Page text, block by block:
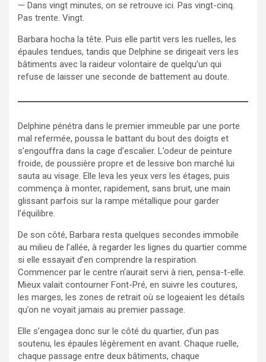
— Dans vingt minutes, on se retrouve ici. Pas vingt-cinq.
Pas trente. Vingt.
Barbara hocha la tête. Puis elle partit vers les ruelles, les
épaules tendues, tandis que Delphine se dirigeait vers les
bâtiments avec la raideur volontaire de quelqu’un qui
refuse de laisser une seconde de battement au doute.
Delphine pénétra dans le premier immeuble par une porte
mal refermée, poussa le battant du bout des doigts et
s’engouffra dans la cage d’escalier. L’odeur de peinture
froide, de poussière propre et de lessive bon marché lui
sauta au visage. Elle leva les yeux vers les étages, puis
commença à monter, rapidement, sans bruit, une main
glissant parfois sur la rampe métallique pour garder
l’équilibre.
De son côté, Barbara resta quelques secondes immobile
au milieu de l’allée, à regarder les lignes du quartier comme
si elle essayait d’en comprendre la respiration.
Commencer par le centre n’aurait servi à rien, pensa-t-elle.
Mieux valait contourner Font-Pré, en suivre les coutures,
les marges, les zones de retrait où se logeaient les détails
qu’on ne voyait jamais au premier passage.
Elle s’engagea donc sur le côté du quartier, d’un pas
soutenu, les épaules légèrement en avant. Chaque ruelle,
chaque passage entre deux bâtiments, chaque